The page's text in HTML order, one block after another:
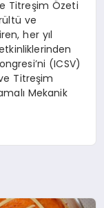
Titreşim Özeti
ve
her yıl
(ICSV)
Titreşim
Mekanik